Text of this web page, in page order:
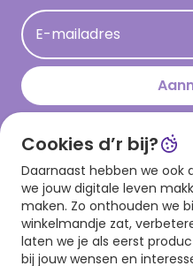
Acties
Persberichten
Hallmark en
E-mailadres
Download onze app
Cookies d’r bij?
Daarnaast hebben we ook
we jouw digitale leven
maken. Zo onthouden we
winkelmandje zat,
laten we je als eerst
bij jouw wensen en